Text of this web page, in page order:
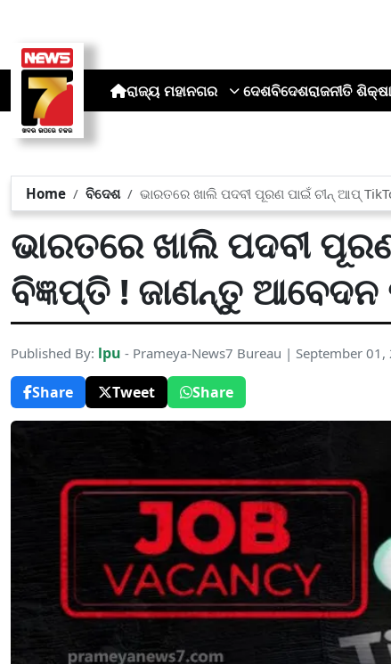
ରାଜ୍ୟ ମହାନଗର ଦେଶବିଦେଶରାଜନୀତି
Home ବିଦେଶ ଭାରତରେ ଖାଲି ପଦବୀ ପୂରଣ ପାଇଁ ଚୀନ୍ ଆପ୍
ଭାରତରେ ଖାଲି ପଦବୀ
ବିଜ୍ଞପ୍ତି ! ଜାଣନ୍ତୁ
Published By: lpu - Prameya-News7 Bureau | September
Share
Tweet Share